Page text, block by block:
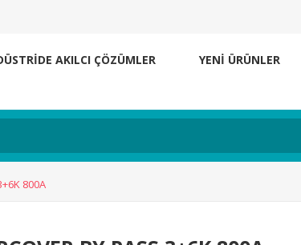
AKILCI ÇÖZÜMLER YENI ÜRÜNLER
800A